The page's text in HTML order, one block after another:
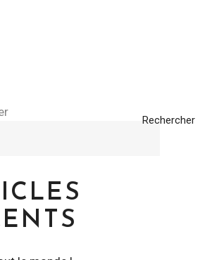
Rechercher